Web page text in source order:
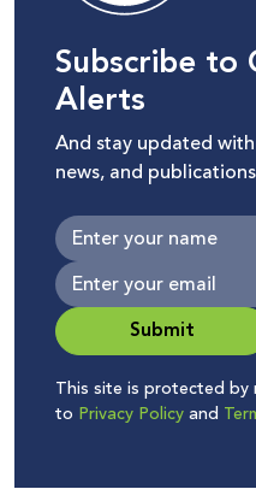
Subscribe to
Alerts
And stay updated
news, and
Submit
This site is protected by
to Privacy Policyand